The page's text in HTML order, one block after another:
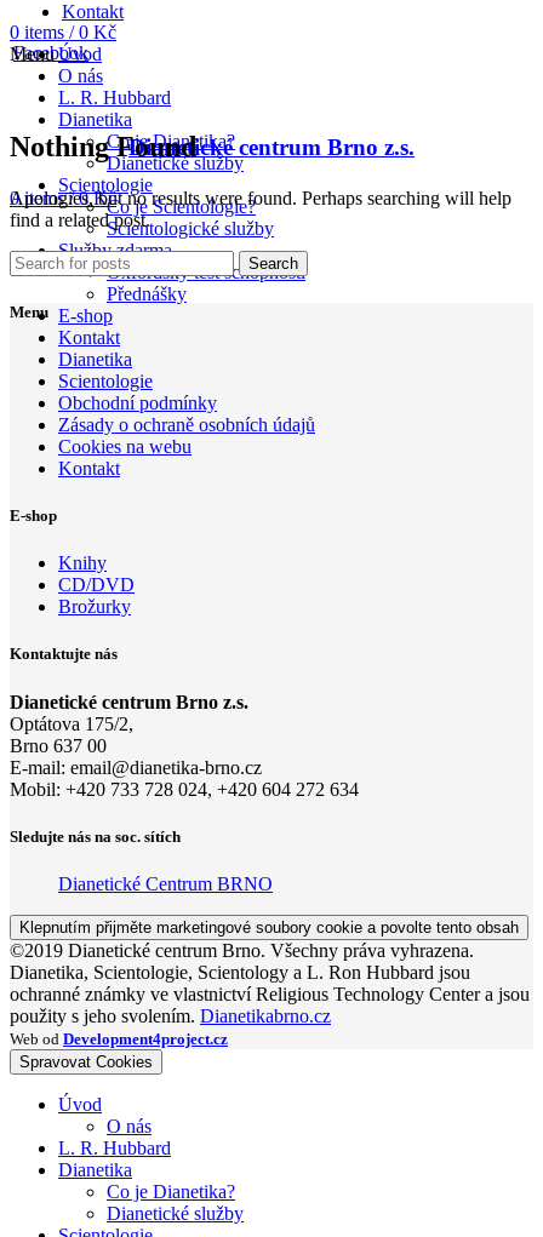
Kontakt
Facebook
0 items / 0 Kč
Menu
Dianetické centrum Brno z.s.
0items / 0Kč
Úvod
O nás
L. R. Hubbard
Dianetika
Co je Dianetika?
Dianetické služby
Scientologie
Co je Scientologie?
Scientologické služby
Služby zdarma
Oxfordský test schopností
Přednášky
E-shop
Kontakt
Nothing Found
Apologies, but no results were found. Perhaps searching will help
find a related post.
Search
Menu
Dianetika
Scientologie
Obchodní podmínky
Zásady o ochraně osobních údajů
Cookies na webu
Kontakt
E-shop
Knihy
CD/DVD
Brožurky
Kontaktujte nás
Dianetické centrum Brno z.s.
Optátova 175/2,
Brno 637 00
E-mail: email@dianetika-brno.cz
Mobil: +420 733 728 024, +420 604 272 634
Sledujte nás na soc. sítích
Dianetické Centrum BRNO
Klepnutím přijměte marketingové soubory cookie a povolte tento obsah
©2019 Dianetické centrum Brno. Všechny práva vyhrazena.
Dianetika, Scientologie, Scientology a L. Ron Hubbard jsou
ochranné známky ve vlastnictví Religious Technology Center a jsou
použity s jeho svolením. Dianetikabrno.cz
Web od Development4project.cz
Spravovat Cookies
Úvod
O nás
L. R. Hubbard
Dianetika
Co je Dianetika?
Dianetické služby